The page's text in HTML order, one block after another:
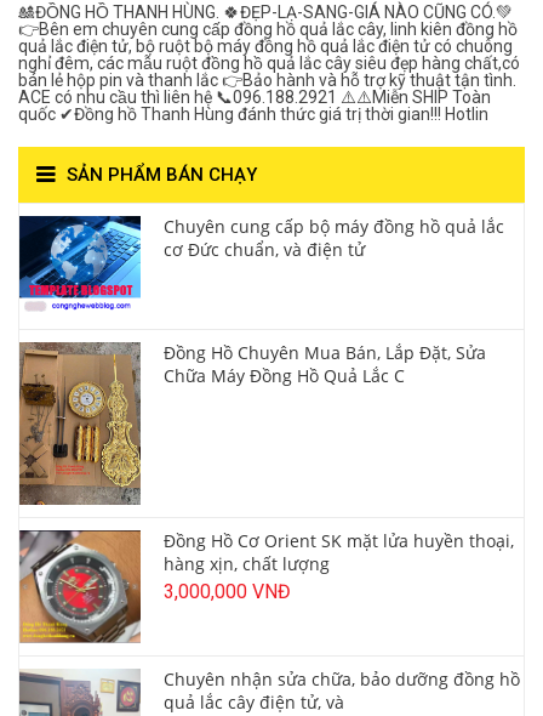
🎎ĐỒNG HỒ THANH HÙNG. 🍀ĐẸP-LẠ-SANG-GIÁ NÀO CŨNG CÓ.💚
👉Bên em chuyên cung cấp đồng hồ quả lắc cây, linh kiên đồng hồ
quả lắc điện tử, bộ ruột bộ máy đồng hồ quả lắc điện tử có chuông
nghỉ đêm, các mẫu ruột đồng hồ quả lắc cây siêu đẹp hàng chất,có
bán lẻ hộp pin và thanh lắc 👉Bảo hành và hỗ trợ kỹ thuật tận tình.
ACE có nhu cầu thì liên hệ 📞096.188.2921 ⚠️⚠️Miễn SHIP Toàn
quốc ✔Đồng hồ Thanh Hùng đánh thức giá trị thời gian!!! Hotlin
SẢN PHẨM BÁN CHẠY
Chuyên cung cấp bộ máy đồng hồ quả lắc
cơ Đức chuẩn, và điện tử
Đồng Hồ Chuyên Mua Bán, Lắp Đặt, Sửa
Chữa Máy Đồng Hồ Quả Lắc C
Đồng Hồ Cơ Orient SK mặt lửa huyền thoại,
hàng xịn, chất lượng
3,000,000 VNĐ
Chuyên nhận sửa chữa, bảo dưỡng đồng hồ
quả lắc cây điện tử, và